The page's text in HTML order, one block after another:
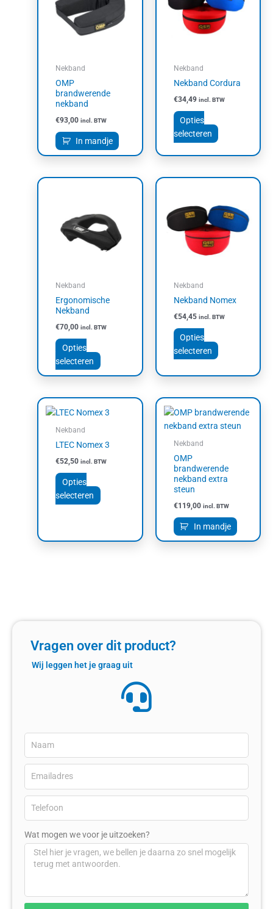
Nekband
OMP
brandwerende
nekband
€93,00 incl. BTW
In mandje
Nekband
Nekband Cordura
€34,49 incl. BTW
Opties
selecteren
meerdere
variaties.
worden
op
Nekband
Ergonomische
Nekband
€70,00 incl. BTW
Opties
selecteren
heeft
meerdere
variaties.
Deze
worden
de
Nekband
Nekband Nomex
€54,45 incl. BTW
Opties
selecteren
heeft
meerdere
variaties.
Deze
worden
op
Nekband
LTEC Nomex 3
€52,50 incl. BTW
Opties
selecteren
product
meerdere
variaties.
kan
op
Nekband
OMP
brandwerende
nekband extra
steun
€119,00 incl. BTW
In mandje
Vragen over dit product?
Wij leggen het je graag uit
Wat mogen we voor je uitzoeken?